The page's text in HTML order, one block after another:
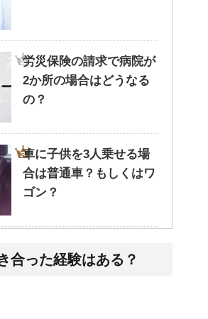
労災保険の請求で病院が
2か所の場合はどうなる
の？
車に子供を3人乗せる場
合は普通車？もしくはワ
ゴン？
について
合った経験はある？